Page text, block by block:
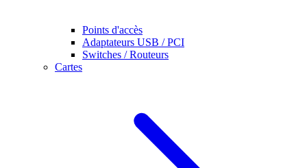
Points d'accès
Adaptateurs USB / PCI
Switches / Routeurs
Cartes